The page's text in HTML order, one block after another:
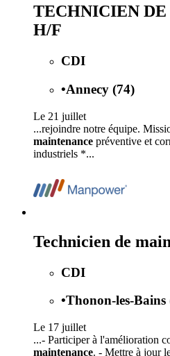
TECHNICIEN
H/F
CDI
•Annecy (74)
Le 21 juillet
...rejoindre notre équipe.
maintenance préventive et
industriels *...
Technicien de
CDI
•Thonon-les-Bains
Le 17 juillet
...- Participer à l'amélioration
maintenance. - Mettre à jour